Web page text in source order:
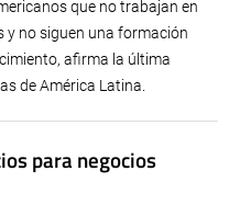
que no trabajan en
y no siguen una formación
afirma la última
de América Latina.
para negocios